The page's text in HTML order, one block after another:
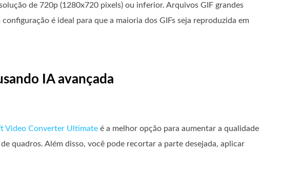
de 720p (1280x720 pixels) ou inferior. Arquivos GIF grandes
é ideal para que a maioria dos GIFs seja reproduzida em
IA avançada
Video Converter Ultimate é a melhor opção para aumentar a qualidade
quadros. Além disso, você pode recortar a parte desejada, aplicar